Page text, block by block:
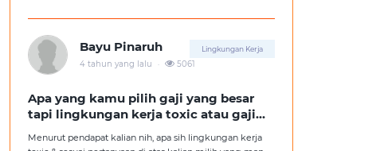
Tolong pencerahannya dong kakak-kakak semua,
Bayu Pinaruh Lingkungan Kerja
4 tahun yang lalu . 5061
Apa yang kamu pilih gaji yang besar
tapi lingkungan kerja toxic atau gaji
nyaman
Menurut pendapat kalian nih, apa sih lingkungan kerja